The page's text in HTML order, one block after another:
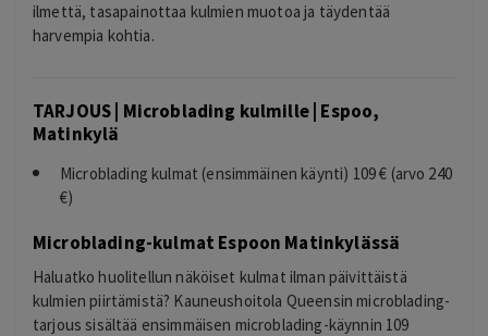
ilmettä, tasapainottaa kulmien muotoa ja täydentää
harvempia kohtia.
TARJOUS | Microblading kulmille | Espoo,
Matinkylä
Microblading kulmat (ensimmäinen käynti) 109 € (arvo 240
€)
Microblading-kulmat Espoon Matinkylässä
Haluatko huolitellun näköiset kulmat ilman päivittäistä
kulmien piirtämistä? Kauneushoitola Queensin microblading-
tarjous sisältää ensimmäisen microblading-käynnin 109